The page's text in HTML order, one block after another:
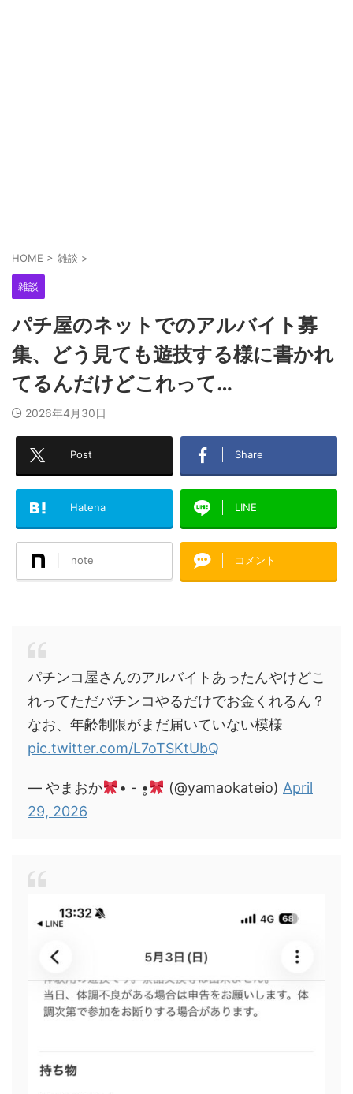
HOME > 雑談 >
雑談
パチ屋のネットでのアルバイト募
集、どう見ても遊技する様に書かれ
てるんだけどこれって…
2026年4月30日
Post Share
Hatena LINE
note コメント
パチンコ屋さんのアルバイトあったんやけどこ
れってただパチンコやるだけでお金くれるん？
なお、年齢制限がまだ届いていない模様
pic.twitter.com/L7oTSKtUbQ
— やまおか • - •̥ (@yamaokateio) April
29, 2026